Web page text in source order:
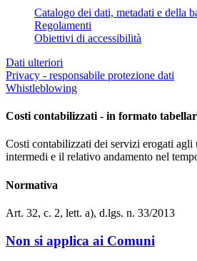
Catalogo dei dati, metadati e della
Regolamenti
Obiettivi di accessibilità
Dati ulteriori
Privacy - responsabile protezione dati
Whistleblowing
Costi contabilizzati - in formato
Costi contabilizzati dei servizi erogati agli
intermedi e il relativo andamento nel
Normativa
Art. 32, c. 2, lett. a), d.lgs. n. 33/2013
Non si applica ai Comuni